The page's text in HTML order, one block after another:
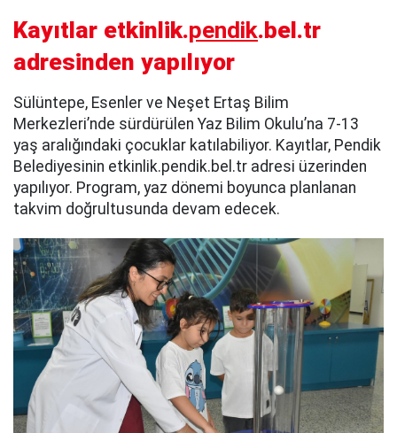
Kayıtlar etkinlik.pendik.bel.tr
adresinden yapılıyor
Sülüntepe, Esenler ve Neşet Ertaş Bilim
Merkezleri’nde sürdürülen Yaz Bilim Okulu’na 7-13
yaş aralığındaki çocuklar katılabiliyor. Kayıtlar, Pendik
Belediyesinin etkinlik.pendik.bel.tr adresi üzerinden
yapılıyor. Program, yaz dönemi boyunca planlanan
takvim doğrultusunda devam edecek.